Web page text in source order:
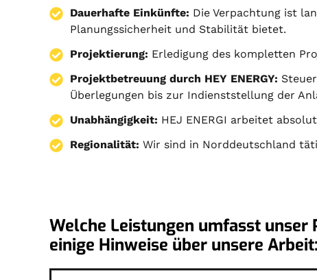
Dauerhafte Einkünfte: Die Verpachtung ist
Planungssicherheit und Stabilität bietet.
Projektierung: Erledigung des kompletten
Projektbetreuung durch HEY ENERGY:
Überlegungen bis zur Indienststellung der
Unabhängigkeit: HEJ ENERGI arbeitet
Regionalität: Wir sind in Norddeutschland
Welche Leistungen umfasst
einige Hinweise über unsere Arbeit: